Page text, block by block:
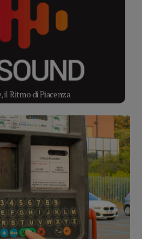
il Ritmo di Piacenza